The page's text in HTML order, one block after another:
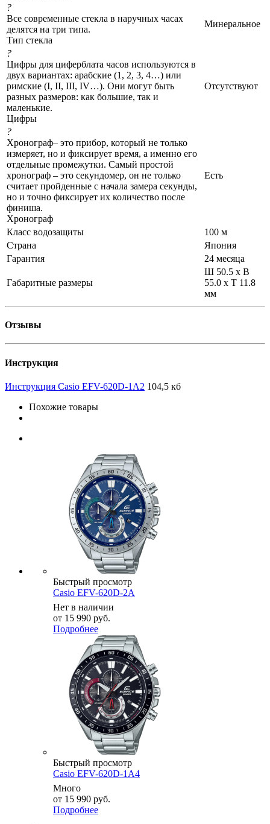
?
Все современные стекла в наручных часах
делятся на три типа.
Тип стекла
Минеральное
?
Цифры для циферблата часов используются в
двух вариантах: арабские (1, 2, 3, 4…) или
римские (I, II, III, IV…). Они могут быть
разных размеров: как большие, так и
маленькие.
Цифры
Отсутствуют
?
Хронограф– это прибор, который не только
измеряет, но и фиксирует время, а именно его
отдельные промежутки. Самый простой
хронограф – это секундомер, он не только
считает пройденные с начала замера секунды,
но и точно фиксирует их количество после
финиша.
Хронограф
Есть
Класс водозащиты
100 м
Страна
Япония
Гарантия
24 месяца
Габаритные размеры
Ш 50.5 x В
55.0 x Т 11.8
мм
Отзывы
Инструкция
Инструкция Casio EFV-620D-1A2 104,5 кб
Похожие товары
Быстрый просмотр
Casio EFV-620D-2A
Нет в наличии
от 15 990 руб.
Подробнее
Быстрый просмотр
Casio EFV-620D-1A4
Много
от 15 990 руб.
Подробнее